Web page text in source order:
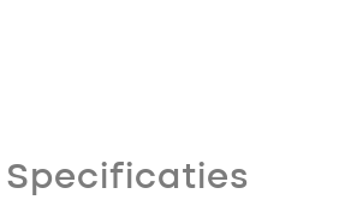
Specificaties